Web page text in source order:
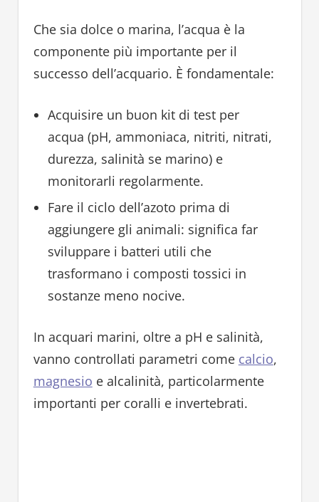
Che sia dolce o marina, l’acqua è la
componente più importante per il
successo dell’acquario. È fondamentale:
Acquisire un buon kit di test per
acqua (pH, ammoniaca, nitriti, nitrati,
durezza, salinità se marino) e
monitorarli regolarmente.
Fare il ciclo dell’azoto prima di
aggiungere gli animali: significa far
sviluppare i batteri utili che
trasformano i composti tossici in
sostanze meno nocive.
In acquari marini, oltre a pH e salinità,
vanno controllati parametri come calcio,
magnesio e alcalinità, particolarmente
importanti per coralli e invertebrati.